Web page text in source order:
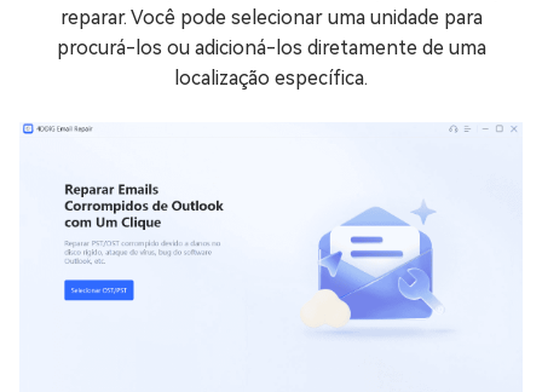
reparar. Você pode selecionar uma unidade para
procurá-los ou adicioná-los diretamente de uma
localização específica.